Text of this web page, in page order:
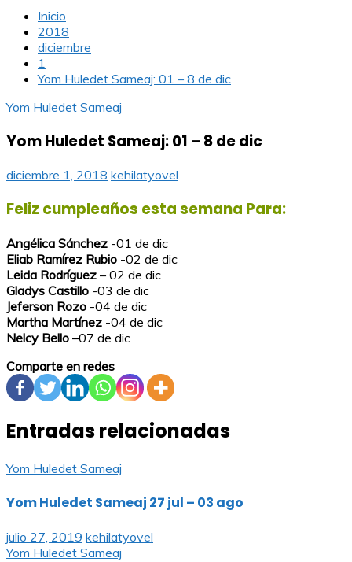
Inicio
2018
diciembre
1
Yom Huledet Sameaj: 01 – 8 de dic
Yom Huledet Sameaj
Yom Huledet Sameaj: 01 – 8 de dic
diciembre 1, 2018 kehilatyovel
Feliz cumpleaños esta semana Para:
Angélica Sánchez -01 de dic
Eliab Ramírez Rubio -02 de dic
Leida Rodríguez – 02 de dic
Gladys Castillo -03 de dic
Jeferson Rozo -04 de dic
Martha Martínez -04 de dic
Nelcy Bello –07 de dic
Comparte en redes
Entradas relacionadas
Yom Huledet Sameaj
Yom Huledet Sameaj 27 jul – 03 ago
julio 27, 2019 kehilatyovel
Yom Huledet Sameaj